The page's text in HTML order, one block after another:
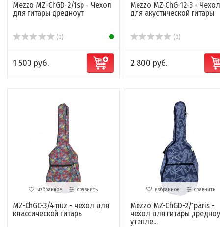
Mezzo MZ-ChGD-2/1sp - Чехол
для гитары дредноут
(0)
1 500 руб.
Mezzo MZ-ChG-12-3 - Чехол
для акустической гитары
(0)
2 800 руб.
избранное сравнить
MZ-ChGC-3/4muz - чехол для
классической гитары
избранное сравнить
Mezzo MZ-ChGD-2/1paris -
чехол для гитары
утепле...